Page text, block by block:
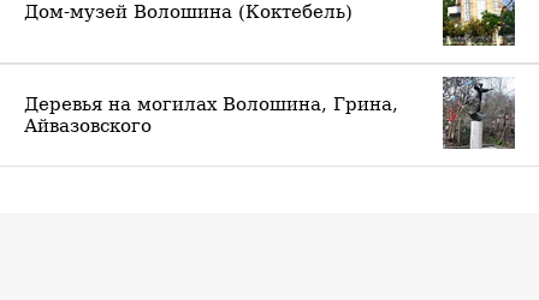
Дом-музей Волошина (Коктебель)
Деревья на могилах Волошина, Грина,
Айвазовского